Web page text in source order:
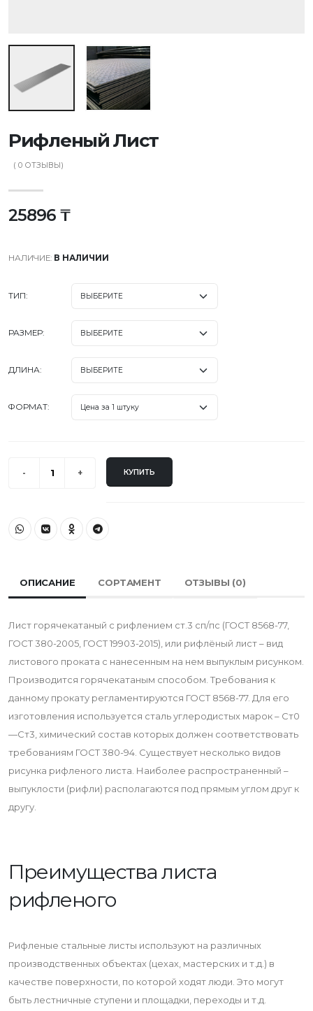
Рифленый Лист
( 0 ОТЗЫВЫ)
25896 ₸
НАЛИЧИЕ: В НАЛИЧИИ
ТИП:
РАЗМЕР:
ДЛИНА:
ФОРМАТ:
КУПИТЬ
ОПИСАНИЕ СОРТАМЕНТ ОТЗЫВЫ (0)
Лист горячекатаный с рифлением ст.3 сп/пс (ГОСТ 8568-77,
ГОСТ 380-2005, ГОСТ 19903-2015), или рифлёный лист – вид
листового проката с нанесенным на нем выпуклым рисунком.
Производится горячекатаным способом. Требования к
данному прокату регламентируются ГОСТ 8568-77. Для его
изготовления используется сталь углеродистых марок – Ст0
—Ст3, химический состав которых должен соответствовать
требованиям ГОСТ 380-94. Существует несколько видов
рисунка рифленого листа. Наиболее распространенный –
выпуклости (рифли) располагаются под прямым углом друг к
другу.
Преимущества листа
рифленого
Рифленые стальные листы используют на различных
производственных объектах (цехах, мастерских и т.д.) в
качестве поверхности, по которой ходят люди. Это могут
быть лестничные ступени и площадки, переходы и т.д.